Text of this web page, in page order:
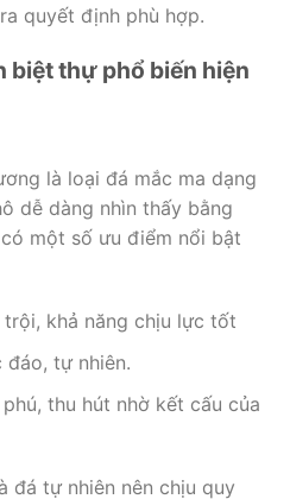
quyết định phù hợp.
biệt thự phổ biến hiện
là loại đá mắc ma dạng
dễ dàng nhìn thấy bằng
một số ưu điểm nổi bật
khả năng chịu lực tốt
tự nhiên.
thu hút nhờ kết cấu của
đá tự nhiên nên chịu quy